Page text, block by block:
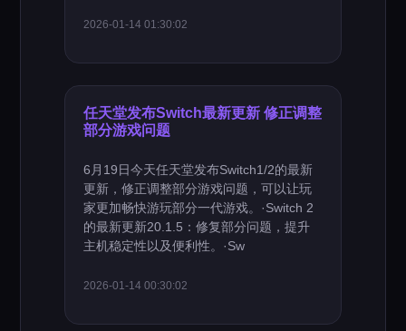
2026-01-14 01:30:02
任天堂发布Switch最新更新 修正调整
部分游戏问题
6月19日今天任天堂发布Switch1/2的最新
更新，修正调整部分游戏问题，可以让玩
家更加畅快游玩部分一代游戏。·Switch 2
的最新更新20.1.5：修复部分问题，提升
主机稳定性以及便利性。·Sw
2026-01-14 00:30:02